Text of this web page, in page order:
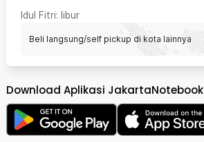
Idul Fitri: libur
Beli langsung/self pickup di kota lainnya
Download Aplikasi JakartaNotebook